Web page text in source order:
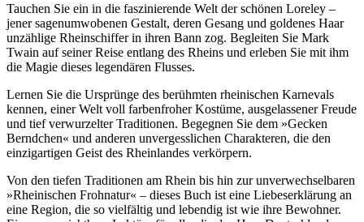
Tauchen Sie ein in die faszinierende Welt der schönen Loreley –
jener sagenumwobenen Gestalt, deren Gesang und goldenes Haar
unzählige Rheinschiffer in ihren Bann zog. Begleiten Sie Mark
Twain auf seiner Reise entlang des Rheins und erleben Sie mit ihm
die Magie dieses legendären Flusses.
Lernen Sie die Ursprünge des berühmten rheinischen Karnevals
kennen, einer Welt voll farbenfroher Kostüme, ausgelassener Freude
und tief verwurzelter Traditionen. Begegnen Sie dem »Gecken
Berndchen« und anderen unvergesslichen Charakteren, die den
einzigartigen Geist des Rheinlandes verkörpern.
Von den tiefen Traditionen am Rhein bis hin zur unverwechselbaren
»Rheinischen Frohnatur« – dieses Buch ist eine Liebeserklärung an
eine Region, die so vielfältig und lebendig ist wie ihre Bewohner.